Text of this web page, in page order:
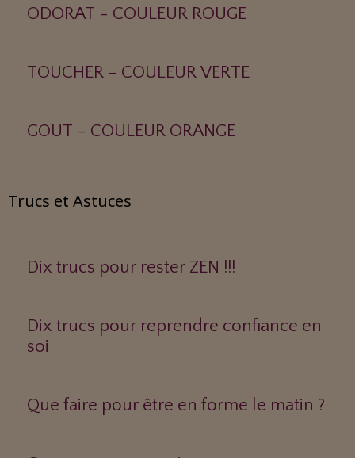
ODORAT - COULEUR ROUGE
TOUCHER - COULEUR VERTE
GOUT - COULEUR ORANGE
Trucs et Astuces
Dix trucs pour rester ZEN !!!
Dix trucs pour reprendre confiance en
soi
Que faire pour être en forme le matin ?